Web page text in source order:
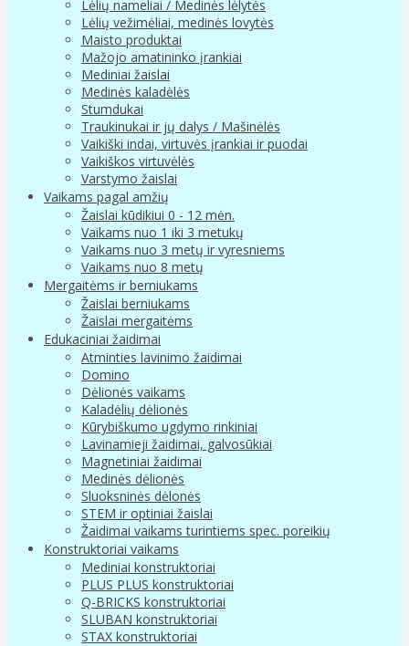
Lėlių nameliai / Medinės lėlytės
Lėlių vežimėliai, medinės lovytės
Maisto produktai
Mažojo amatininko įrankiai
Mediniai žaislai
Medinės kaladėlės
Stumdukai
Traukinukai ir jų dalys / Mašinėlės
Vaikiški indai, virtuvės įrankiai ir puodai
Vaikiškos virtuvėlės
Varstymo žaislai
Vaikams pagal amžių
Žaislai kūdikiui 0 - 12 mėn.
Vaikams nuo 1 iki 3 metukų
Vaikams nuo 3 metų ir vyresniems
Vaikams nuo 8 metų
Mergaitėms ir berniukams
Žaislai berniukams
Žaislai mergaitėms
Edukaciniai žaidimai
Atminties lavinimo žaidimai
Domino
Dėlionės vaikams
Kaladėlių dėlionės
Kūrybiškumo ugdymo rinkiniai
Lavinamieji žaidimai, galvosūkiai
Magnetiniai žaidimai
Medinės dėlionės
Sluoksninės dėlonės
STEM ir optiniai žaislai
Žaidimai vaikams turintiems spec. poreikių
Konstruktoriai vaikams
Mediniai konstruktoriai
PLUS PLUS konstruktoriai
Q-BRICKS konstruktoriai
SLUBAN konstruktoriai
STAX konstruktoriai